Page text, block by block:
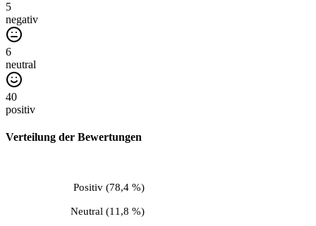
5
negativ
6
neutral
40
positiv
Verteilung der Bewertungen
Neutral (11,8 %)
Positiv(78,4 %)